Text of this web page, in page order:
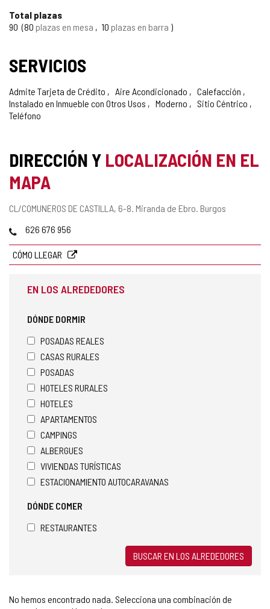
Total plazas
90 80 plazas en mesa 10 plazas en barra
SERVICIOS
Admite Tarjeta de Crédito Aire Acondicionado
Calefacción
Instalado en Inmueble con Otros Usos
Moderno
Sitio Céntrico
Teléfono
DIRECCIÓN Y LOCALIZACIÓN EN EL
MAPA
Dirección
CL/COMUNEROS DE CASTILLA, 6-8. Miranda de Ebro. Burgos
Teléfonos
626 676 956
CÓMO LLEGAR
EN LOS ALREDEDORES
DÓNDE DORMIR
POSADAS REALES
CASAS RURALES
POSADAS
HOTELES RURALES
HOTELES
APARTAMENTOS
CAMPINGS
ALBERGUES
VIVIENDAS TURÍSTICAS
ESTACIONAMIENTO AUTOCARAVANAS
DÓNDE COMER
RESTAURANTES
BUSCAR EN LOS ALREDEDORES
No hemos encontrado nada. Selecciona una combinación de